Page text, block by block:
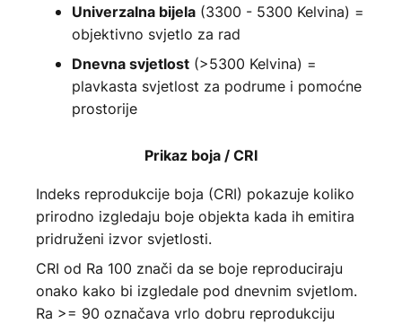
Univerzalna bijela (3300 - 5300 Kelvina) =
objektivno svjetlo za rad
Dnevna svjetlost (>5300 Kelvina) =
plavkasta svjetlost za podrume i pomoćne
prostorije
Prikaz boja / CRI
Indeks reprodukcije boja (CRI) pokazuje koliko
prirodno izgledaju boje objekta kada ih emitira
pridruženi izvor svjetlosti.
CRI od Ra 100 znači da se boje reproduciraju
onako kako bi izgledale pod dnevnim svjetlom.
Ra >= 90 označava vrlo dobru reprodukciju